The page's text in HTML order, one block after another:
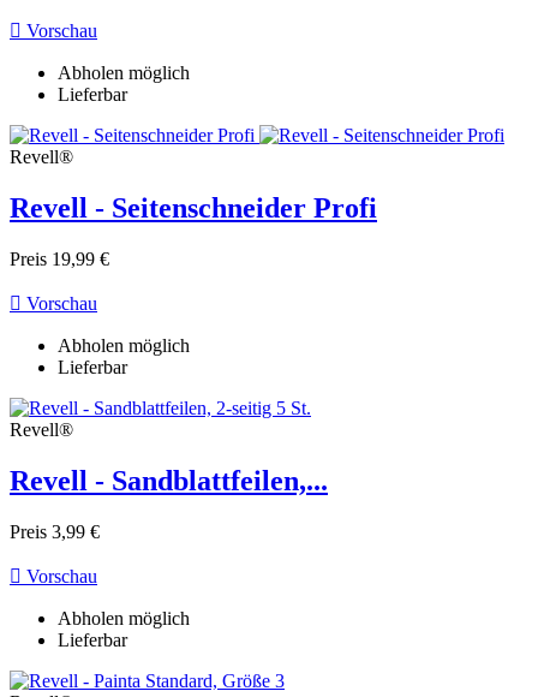
 Vorschau
Abholen möglich
Lieferbar
Revell®
Revell - Seitenschneider Profi
Preis 19,99 €
 Vorschau
Abholen möglich
Lieferbar
Revell®
Revell - Sandblattfeilen,...
Preis 3,99 €
 Vorschau
Abholen möglich
Lieferbar